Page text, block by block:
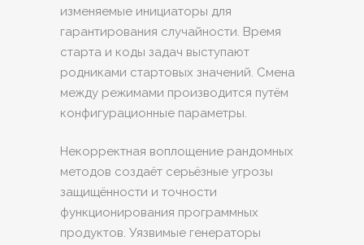
изменяемые инициаторы для
гарантирования случайности. Время
старта и коды задач выступают
родниками стартовых значений. Смена
между режимами производится путём
конфигурационные параметры.
Некорректная воплощение рандомных
методов создаёт серьёзные угрозы
защищённости и точности
функционирования программных
продуктов. Уязвимые генераторы